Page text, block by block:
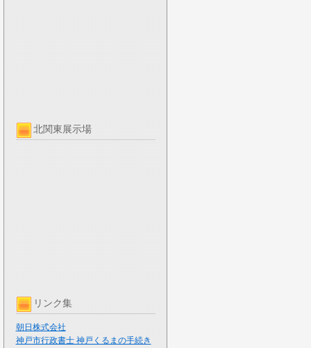
北関東展示場
リンク集
朝日株式会社
神戸市行政書士 神戸くるまの手続き